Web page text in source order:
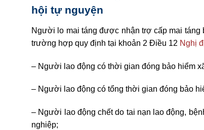
hội tự nguyện
Người lo mai táng được nhận trợ cấp mai
trường hợp quy định tại khoản 2 Điều 12 Nghị
– Người lao động có thời gian đóng bảo hiểm
– Người lao động có tổng thời gian đóng bảo
– Người lao động chết do tai nạn lao động,
nghiệp;